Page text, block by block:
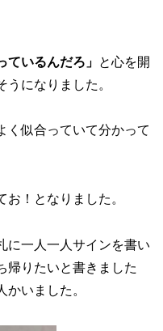
ているんだろ」 と心を開
になりました。
く似合っていて分かって
！となりました。
に一人一人サインを書い
帰りたいと書きました
いました。